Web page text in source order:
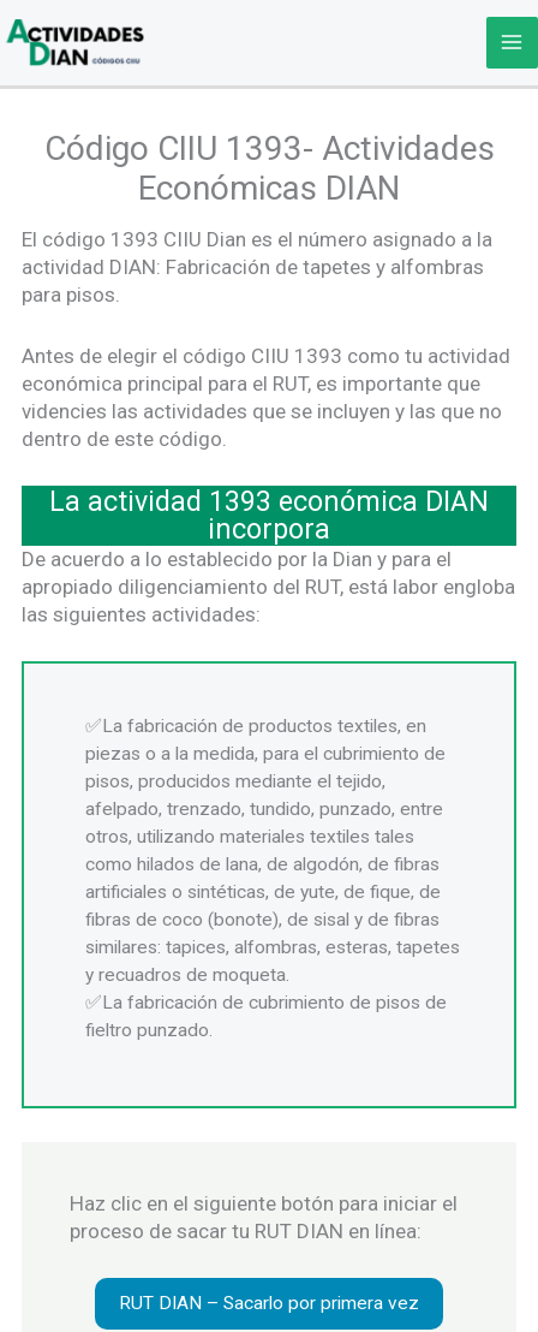
al
contenido
Código CIIU 1393- Actividades
Económicas DIAN
El código 1393 CIIU Dian es el número asignado a la
actividad DIAN: Fabricación de tapetes y alfombras
para pisos.
Antes de elegir el código CIIU 1393 como tu actividad
económica principal para el RUT, es importante que
videncies las actividades que se incluyen y las que no
dentro de este código.
La actividad 1393 económica DIAN
incorpora
De acuerdo a lo establecido por la Dian y para el
apropiado diligenciamiento del RUT, está labor engloba
las siguientes actividades:
La fabricación de productos textiles, en
piezas o a la medida, para el cubrimiento de
pisos, producidos mediante el tejido,
afelpado, trenzado, tundido, punzado, entre
otros, utilizando materiales textiles tales
como hilados de lana, de algodón, de fibras
artificiales o sintéticas, de yute, de fique, de
fibras de coco (bonote), de sisal y de fibras
similares: tapices, alfombras, esteras, tapetes
y recuadros de moqueta.
La fabricación de cubrimiento de pisos de
fieltro punzado.
Haz clic en el siguiente botón para iniciar el
proceso de sacar tu RUT DIAN en línea:
RUT DIAN – Sacarlo por primera vez